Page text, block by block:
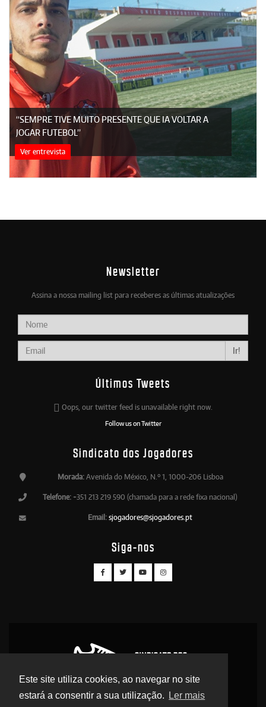
Este site utiliza cookies, ao navegar no site
estará a consentir a sua utilização.
Ler mais
“SEMPRE TIVE MUITO PRESENTE QUE IA VOLTAR A
JOGAR FUTEBOL”
Ver entrevista
Newsletter
Assina a nossa mailing list para receberes as últimas atualizações
Ir!
Últimos Tweets
Oops, our twitter feed is unavailable right now.
Follow us on Twitter
Sindicato dos Jogadores
Morada:Avenida do México, N.º 1, 1000-206 Lisboa
Telefone: +351 213 219 590 (chamada para a rede fixa nacional)
Email: sjogadores@sjogadores.pt
Siga-nos
© 2026 Sindicato dos Jogadores - Direitos Reservados